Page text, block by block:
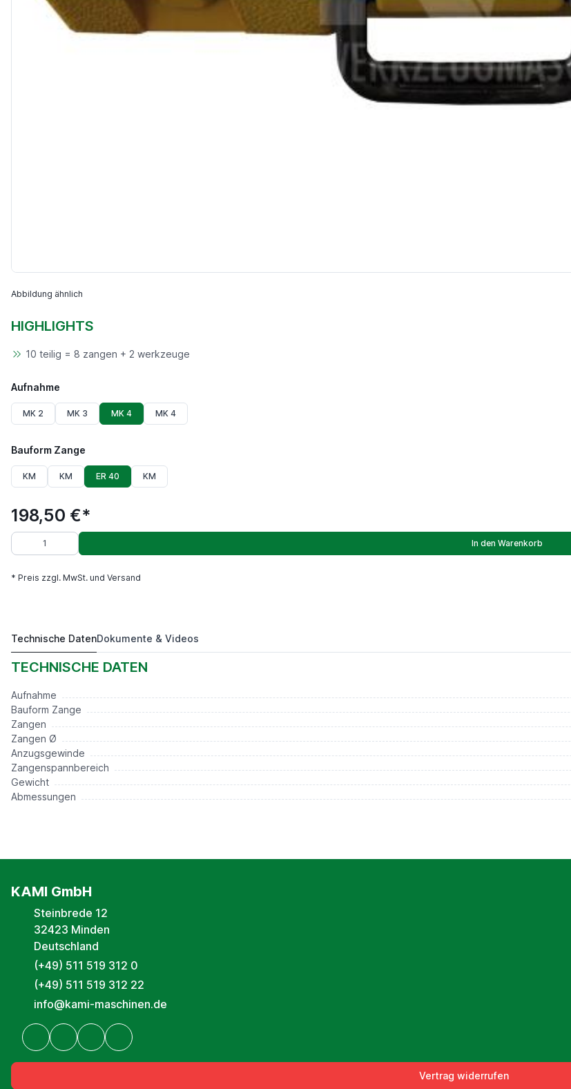
Abbildung ähnlich
HIGHLIGHTS
10 teilig = 8 zangen + 2 werkzeuge
Aufnahme
MK 2 MK 3 MK 4 MK 4
Bauform Zange
KM KM ER 40 KM
198,50 €*
In den Warenkorb
* Preis zzgl. MwSt. und Versand
Spannzangenfutterset MK4, 17-teilig
198,50 €*
Technische DatenDokumente & Videos
TECHNISCHE DATEN
Aufnahme
Bauform Zange
Zangen
Zangen Ø
Anzugsgewinde
Zangenspannbereich
Gewicht
Abmessungen
KAMI GmbH
Steinbrede 12
32423 Minden
Deutschland
(+49) 511 519 312 0
(+49) 511 519 312 22
info@kami-maschinen.de
Vertrag widerrufen